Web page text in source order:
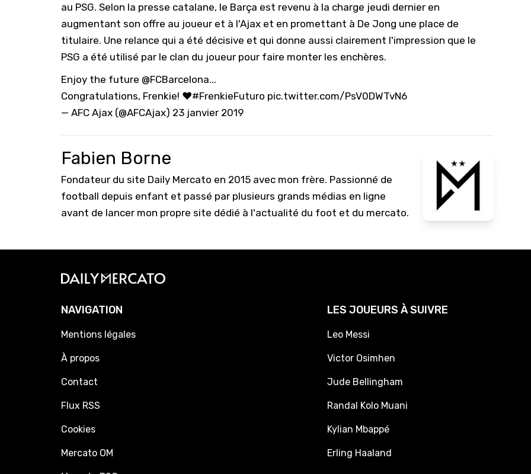
au PSG. Selon la presse catalane, le Barça est revenu à la charge jeudi dernier en
augmentant son offre au joueur et à l'Ajax et en promettant à De Jong une place de
titulaire. Une relance qui a été décisive et qui donne aussi clairement l'impression que le
PSG a été utilisé par le clan du joueur pour faire monter les enchères.
Enjoy the future @FCBarcelona...
Congratulations, Frenkie! ❤️#FrenkieFuturo pic.twitter.com/PsV0DWTvN6
— AFC Ajax (@AFCAjax) 23 janvier 2019
Fabien Borne
Fondateur du site Daily Mercato en 2015 avec mon frère. Passionné de
football depuis enfant et passé par plusieurs grands médias en ligne
avant de lancer mon propre site dédié à l'actualité du foot et du mercato.
NAVIGATION
Mentions légales
À propos
Contact
Flux RSS
Cookies
Mercato OM
LES JOUEURS À SUIVRE
Leo Messi
Victor Osimhen
Jude Bellingham
Randal Kolo Muani
Kylian Mbappé
Erling Haaland